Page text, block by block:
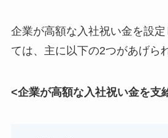
企業が高額な入社祝い金を設
ては、主に以下の2つがあげら
<企業が高額な入社祝い金を支